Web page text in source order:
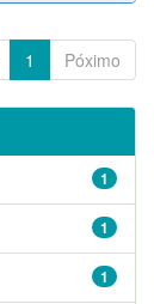
1 Póximo
1
1
1